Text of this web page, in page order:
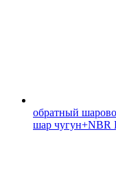
обратный
шар чугун+NBR